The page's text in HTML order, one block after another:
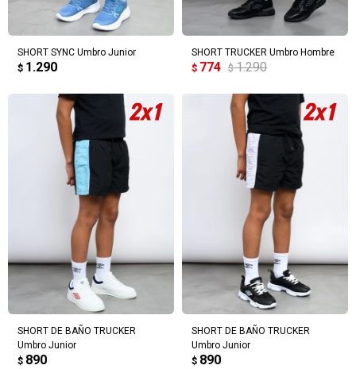
SHORT SYNC Umbro Junior
$ 1.290
SHORT TRUCKER Umbro Hombre
$ 774 $ 1.290
SHORT DE BAÑO TRUCKER
Umbro Junior
$ 890
SHORT DE BAÑO TRUCKER
Umbro Junior
$ 890